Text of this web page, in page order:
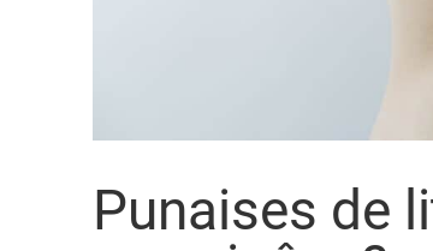
Punaises de